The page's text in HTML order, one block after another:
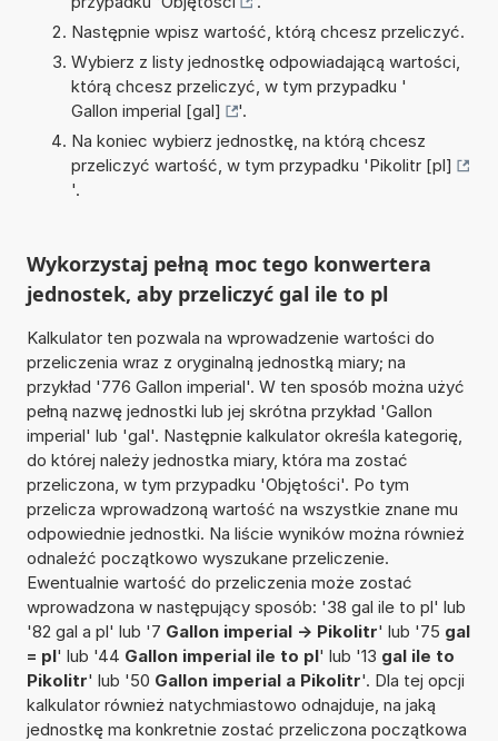
Następnie wpisz wartość, którą chcesz przeliczyć.
Wybierz z listy jednostkę odpowiadającą wartości,
którą chcesz przeliczyć, w tym przypadku '
Gallon imperial [gal]
'.
Na koniec wybierz jednostkę, na którą chcesz
przeliczyć wartość, w tym przypadku 'Pikolitr [pl]
'.
Wykorzystaj pełną moc tego konwertera
jednostek, aby przeliczyć gal ile to pl
Kalkulator ten pozwala na wprowadzenie wartości do
przeliczenia wraz z oryginalną jednostką miary; na
przykład '776 Gallon imperial'. W ten sposób można użyć
pełną nazwę jednostki lub jej skrótna przykład 'Gallon
imperial' lub 'gal'. Następnie kalkulator określa kategorię,
do której należy jednostka miary, która ma zostać
przeliczona, w tym przypadku 'Objętości'. Po tym
przelicza wprowadzoną wartość na wszystkie znane mu
odpowiednie jednostki. Na liście wyników można również
odnaleźć początkowo wyszukane przeliczenie.
Ewentualnie wartość do przeliczenia może zostać
wprowadzona w następujący sposób: '38 gal ile to pl' lub
'82 gal a pl' lub '7 Gallon imperial -> Pikolitr' lub '75 gal
= pl' lub '44 Gallon imperial ile to pl' lub '13 gal ile to
Pikolitr' lub '50 Gallon imperial a Pikolitr'. Dla tej opcji
kalkulator również natychmiastowo odnajduje, na jaką
jednostkę ma konkretnie zostać przeliczona początkowa